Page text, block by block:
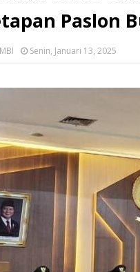
Paslon
Senin, Januari 13, 2025